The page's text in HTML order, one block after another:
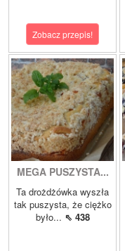
Zobacz przepis!
MEGA PUSZYSTA...
Ta drożdżówka wyszła
tak puszysta, że ciężko
było... ⇖ 438